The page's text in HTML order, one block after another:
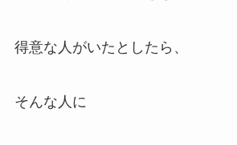
得意な人がいたとしたら、
そんな人に